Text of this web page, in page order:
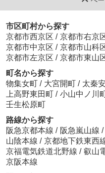
市区町村から探す
京都市西京区 / 京都市右京
京都市中京区 / 京都市山科
京都市左京区 / 京都市東山
町名から探す
物集女町 / 大宮開町 / 太秦
上高野東田町 / 小山中ノ川
壬生松原町
路線から探す
阪急京都本線 / 阪急嵐山線 /
山陰本線 / 京都地下鉄東西
京福電気鉄道北野線 / 叡山
京阪本線